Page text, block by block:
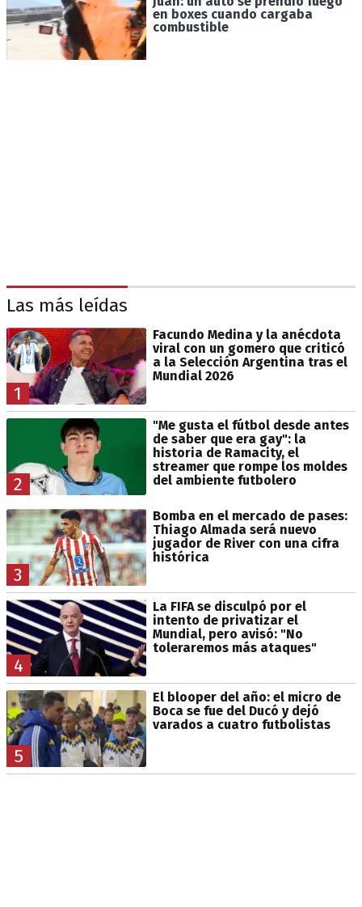
en boxes cuando cargaba
combustible
Las más leídas
1
Facundo Medina y la anécdota
viral con un gomero que criticó
a la Selección Argentina tras el
Mundial 2026
2
"Me gusta el fútbol desde antes
de saber que era gay": la
historia de Ramacity, el
streamer que rompe los moldes
del ambiente futbolero
3
Bomba en el mercado de pases:
Thiago Almada será nuevo
jugador de River con una cifra
histórica
4
La FIFA se disculpó por el
intento de privatizar el
Mundial, pero avisó: "No
toleraremos más ataques"
5
El blooper del año: el micro de
Boca se fue del Ducó y dejó
varados a cuatro futbolistas